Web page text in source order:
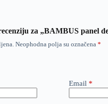
za „BAMBUS panel
Neophodna polja su označena *
Email *